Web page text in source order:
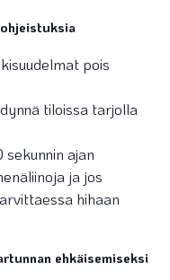
pois
tiloissa tarjolla
ajan
ja jos
hihaan
ehkäisemiseksi